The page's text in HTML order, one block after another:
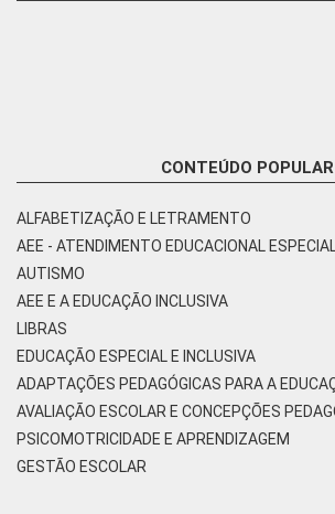
CONTEÚDO POPULAR
ALFABETIZAÇÃO E LETRAMENTO
AEE - ATENDIMENTO EDUCACIONAL
AUTISMO
AEE E A EDUCAÇÃO INCLUSIVA
LIBRAS
EDUCAÇÃO ESPECIAL E INCLUSIVA
ADAPTAÇÕES PEDAGÓGICAS PARA A
AVALIAÇÃO ESCOLAR E CONCEPÇÕES
PSICOMOTRICIDADE E APRENDIZAGEM
GESTÃO ESCOLAR